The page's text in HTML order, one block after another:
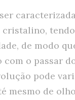
de modo
o passar
pode
mesmo de